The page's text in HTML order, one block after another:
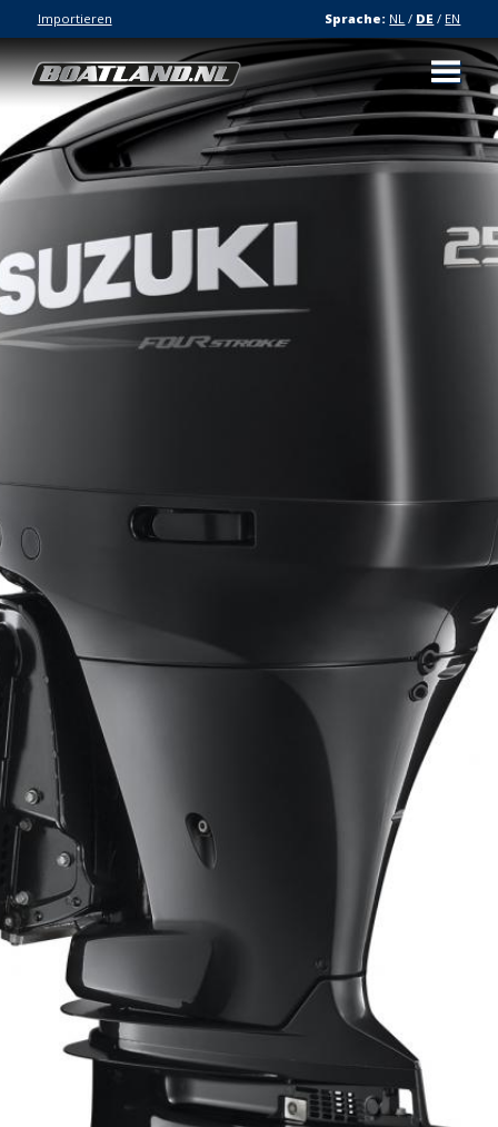
Importieren Sprache: NL / DE / EN